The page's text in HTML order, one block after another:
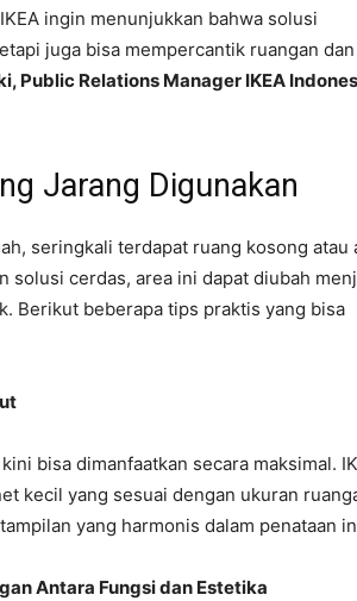
ingin menunjukkan bahwa solusi
juga bisa mempercantik ruangan dan
Public Relations Manager IKEA
Jarang Digunakan
seringkali terdapat ruang kosong atau
solusi cerdas, area ini dapat diubah
Berikut beberapa tips praktis yang bisa
bisa dimanfaatkan secara maksimal.
kecil yang sesuai dengan ukuran
yang harmonis dalam penataan
Antara Fungsi dan Estetika